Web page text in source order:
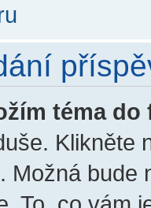
téma do
Klikněte
Možná bude